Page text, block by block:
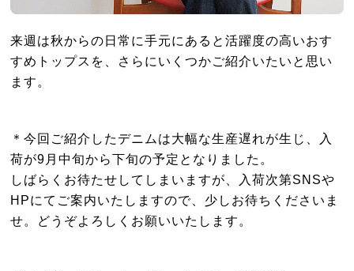
来週は秋からの日常に手元にあると活躍度の高いおす
すめトップスを、さらにいくつかご紹介いたいと思い
ます。
＊今回ご紹介したデニムは大幅な生産遅れが生じ、入
荷が9月中旬から下旬の予定となりました。
しばらくお待たせしてしまいますが、入荷次第SNSや
HPにてご案内いたしますので、少しお待ちくださいま
せ。どうぞよろしくお願いいたします。